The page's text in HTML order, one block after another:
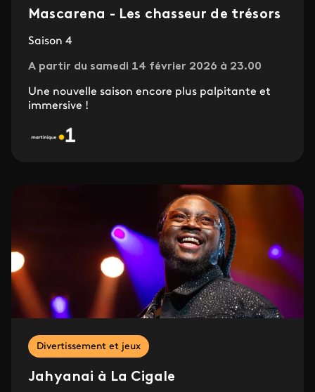
Mascarena - Les chasseur de trésors
Saison 4
A partir du samedi 14 février 2026 à 23.00
Une nouvelle saison encore plus palpitante et
immersive !
Divertissement et jeux
Jahyanai à La Cigale